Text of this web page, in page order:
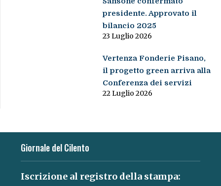
presidente. Approvato il
bilancio 2025
23 Luglio 2026
Vertenza Fonderie Pisano,
il progetto green arriva alla
Conferenza dei servizi
22 Luglio 2026
Giornale del Cilento
Iscrizione al registro della stampa: